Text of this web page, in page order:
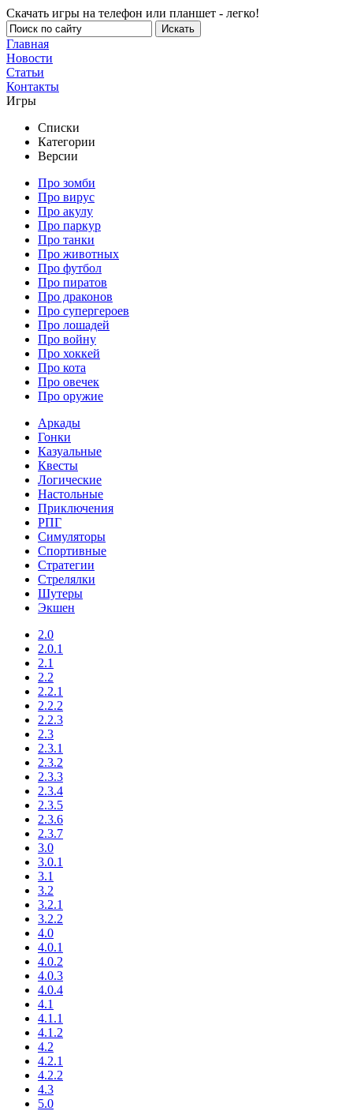
Скачать игры на телефон или планшет - легко!
Главная
Новости
Статьи
Контакты
Игры
Списки
Категории
Версии
Про зомби
Про вирус
Про акулу
Про паркур
Про танки
Про животных
Про футбол
Про пиратов
Про драконов
Про супергероев
Про лошадей
Про войну
Про хоккей
Про кота
Про овечек
Про оружие
Аркады
Гонки
Казуальные
Квесты
Логические
Настольные
Приключения
РПГ
Симуляторы
Спортивные
Стратегии
Стрелялки
Шутеры
Экшен
2.0
2.0.1
2.1
2.2
2.2.1
2.2.2
2.2.3
2.3
2.3.1
2.3.2
2.3.3
2.3.4
2.3.5
2.3.6
2.3.7
3.0
3.0.1
3.1
3.2
3.2.1
3.2.2
4.0
4.0.1
4.0.2
4.0.3
4.0.4
4.1
4.1.1
4.1.2
4.2
4.2.1
4.2.2
4.3
5.0